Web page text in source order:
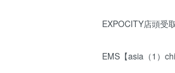
EXPOCITY店頭受取
EMS【asia（1）